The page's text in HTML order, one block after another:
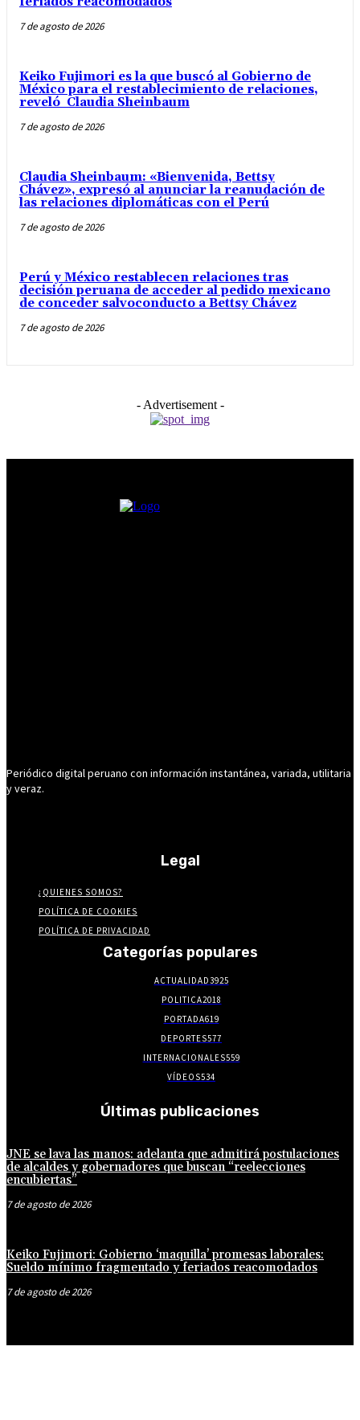
7 de agosto de 2026
Keiko Fujimori es la que buscó al Gobierno de
México para el restablecimiento de relaciones,
reveló Claudia Sheinbaum
7 de agosto de 2026
Claudia Sheinbaum: «Bienvenida, Bettsy
Chávez», expresó al anunciar la reanudación de
las relaciones diplomáticas con el Perú
7 de agosto de 2026
Perú y México restablecen relaciones tras
decisión peruana de acceder al pedido mexicano
de conceder salvoconducto a Bettsy Chávez
7 de agosto de 2026
- Advertisement -
Periódico digital peruano con información instantánea, variada, utilitaria
y veraz.
Legal
¿QUIENES SOMOS?
POLÍTICA DE COOKIES
POLÍTICA DE PRIVACIDAD
Categorías populares
ACTUALIDAD3925
POLITICA2018
PORTADA619
DEPORTES577
INTERNACIONALES559
VÍDEOS534
Últimas publicaciones
JNE se lava las manos: adelanta que admitirá postulaciones
de alcaldes y gobernadores que buscan “reelecciones
encubiertas”
7 de agosto de 2026
Keiko Fujimori: Gobierno ‘maquilla’ promesas laborales:
Sueldo mínimo fragmentado y feriados reacomodados
7 de agosto de 2026